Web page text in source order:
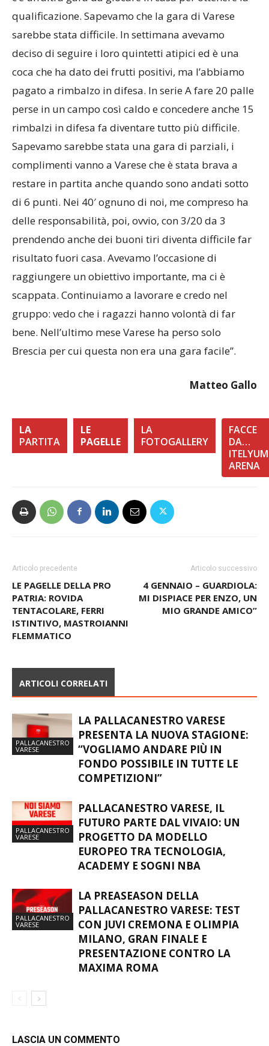
qualificazione. Sapevamo che la gara di Varese
sarebbe stata difficile. In settimana avevamo
deciso di seguire i loro quintetti atipici ed è una
coca che ha dato dei frutti positivi, ma l’abbiamo
pagato a rimbalzo in difesa. In serie A fare 20 palle
perse in un campo così caldo e concedere anche 15
rimbalzi in difesa fa diventare tutto più difficile.
Sapevamo sarebbe stata una gara di parziali, i
complimenti vanno a Varese che è stata brava a
restare in partita anche quando sono andati sotto
di 6 punti. Nei 40′ ognuno di noi, me compreso ha
delle responsabilità, poi, ovvio, con 3/20 da 3
prendendo anche dei buoni tiri diventa difficile far
risultato fuori casa. Avevamo l’occasione di
raggiungere un obiettivo importante, ma ci è
scappata. Continuiamo a lavorare e credo nel
gruppo: vedo che i ragazzi hanno volontà di far
bene. Nell’ultimo mese Varese ha perso solo
Brescia per cui questa non era una gara facile”.
Matteo Gallo
LA
PARTITA
LE
PAGELLE
LA
FOTOGALLERY
FACCE
DA…
ITELYUM
ARENA
Articolo precedente
LE PAGELLE DELLA PRO
PATRIA: ROVIDA
TENTACOLARE, FERRI
ISTINTIVO, MASTROIANNI
FLEMMATICO
Articolo successivo
4 GENNAIO – GUARDIOLA:
MI DISPIACE PER ENZO, UN
MIO GRANDE AMICO”
ARTICOLI CORRELATI
PALLACANESTRO
VARESE
LA PALLACANESTRO VARESE
PRESENTA LA NUOVA STAGIONE:
“VOGLIAMO ANDARE PIÙ IN
FONDO POSSIBILE IN TUTTE LE
COMPETIZIONI”
PALLACANESTRO
VARESE
PALLACANESTRO VARESE, IL
FUTURO PARTE DAL VIVAIO: UN
PROGETTO DA MODELLO
EUROPEO TRA TECNOLOGIA,
ACADEMY E SOGNI NBA
PALLACANESTRO
VARESE
LA PREASEASON DELLA
PALLACANESTRO VARESE: TEST
CON JUVI CREMONA E OLIMPIA
MILANO, GRAN FINALE E
PRESENTAZIONE CONTRO LA
MAXIMA ROMA
LASCIA UN COMMENTO